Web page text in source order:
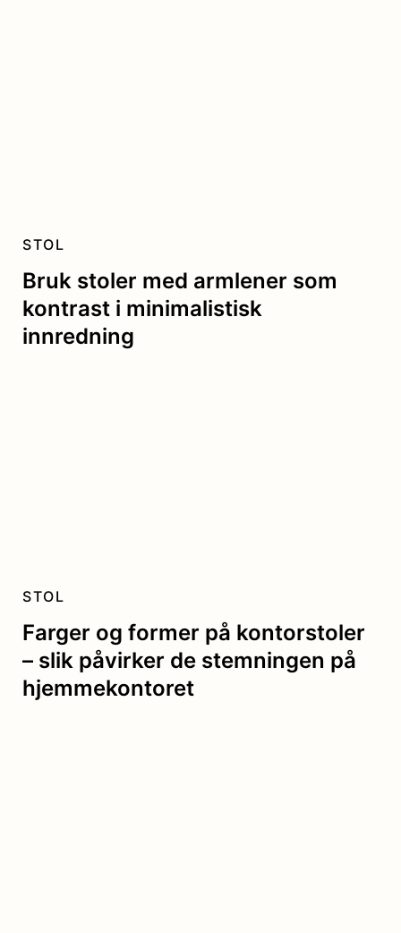
Bruk stoler med armlener som
kontrast i minimalistisk
innredning
STOL
Farger og former på kontorstoler
– slik påvirker de stemningen på
hjemmekontoret
STOL